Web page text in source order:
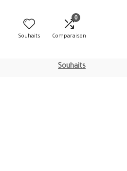
Souhaits
0
Comparaison
Souhaits